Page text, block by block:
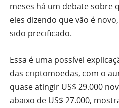
meses há um debate sobre
eles dizendo que vão é
sido precificado.
Essa é uma possível
das criptomoedas, com o
quase atingir US$ 29.000
abaixo de US$ 27.000,